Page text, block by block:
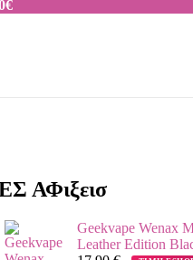
ΑΦιξεισ
Geekvape Wenax
Leather Edition